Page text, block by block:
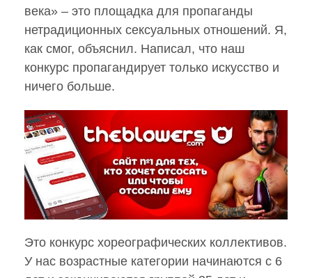
века» – это площадка для пропаганды
нетрадиционных сексуальных отношений. Я,
как смог, объяснил. Написал, что наш
конкурс пропагандирует только искусство и
ничего больше.
Это конкурс хореографических коллективов.
У нас возрастные категории начинаются с 6